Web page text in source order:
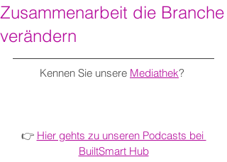
Zusammenarbeit die Branche
verändern
Kennen Sie unsere Mediathek?
👉 Hier gehts zu unseren Podcasts bei
BuiltSmart Hub